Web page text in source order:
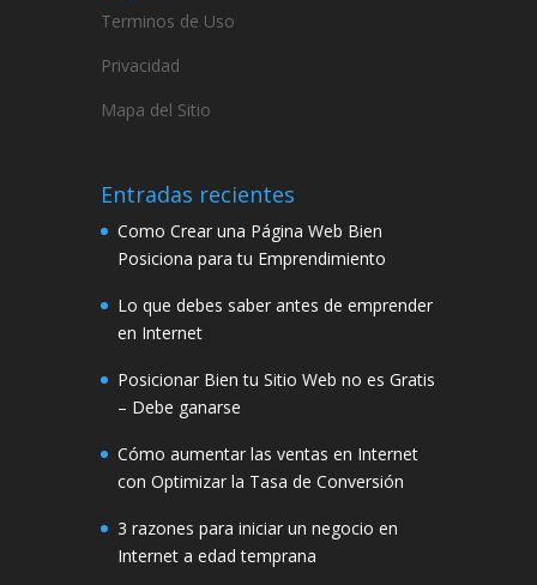
Terminos de Uso
Privacidad
Mapa del Sitio
Entradas recientes
Como Crear una Página Web Bien
Posiciona para tu Emprendimiento
Lo que debes saber antes de emprender
en Internet
Posicionar Bien tu Sitio Web no es Gratis
– Debe ganarse
Cómo aumentar las ventas en Internet
con Optimizar la Tasa de Conversión
3 razones para iniciar un negocio en
Internet a edad temprana